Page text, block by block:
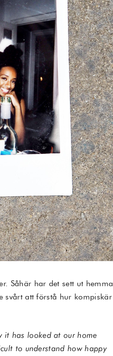
Såhär har det sett ut hemma
svårt att förstå hur kompiskär
it has looked at our home
to understand how happy